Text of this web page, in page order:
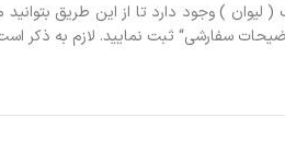
لیوان ) وجود دارد تا از این طریق
سفارشی“ثبت نمایید. لازم به ذکر